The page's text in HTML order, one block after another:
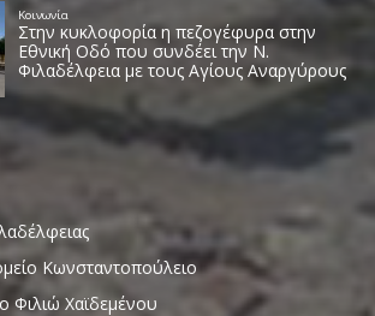
Κωνσταντοπούλειο
Φιλιώ Χαϊδεμένου